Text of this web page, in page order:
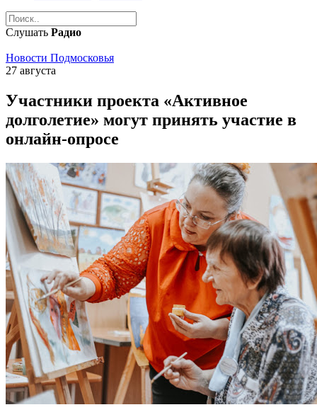
Слушать Радио
Новости Подмосковья
27 августа
Участники проекта «Активное
долголетие» могут принять участие в
онлайн-опросе